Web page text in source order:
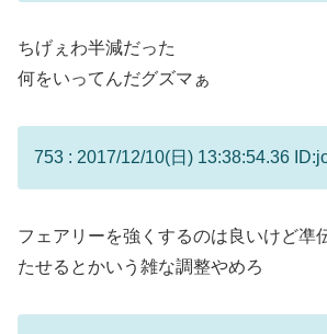
ちげぇわ半減だった
何をいってんだグズマぁ
753 : 2017/12/10(日) 13:38:54.36
フェアリーを強くするのは良いけど凖
たせるとかいう雑な調整やめろ